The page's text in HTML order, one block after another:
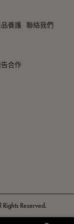
品養護 聯絡我們
告合作
Rights Reserved.